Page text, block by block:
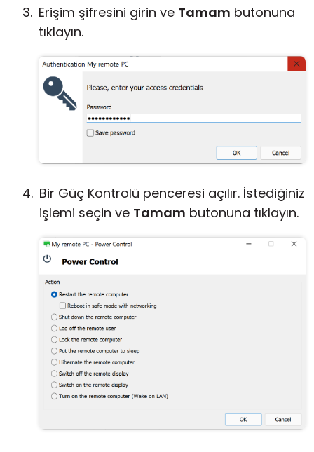
Erişim şifresini girin ve Tamam butonuna
tıklayın.
Bir Güç Kontrolü penceresi açılır. İstediğiniz
işlemi seçin ve Tamam butonuna tıklayın.